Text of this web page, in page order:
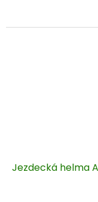
Jezdecká helma